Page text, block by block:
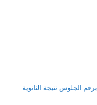
معرفة نتيجة الصف الثالث الثانوي 2026 برقم الجلوس نتيجة الثانوية